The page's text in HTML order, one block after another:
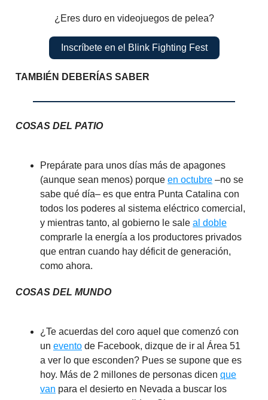
¿Eres duro en videojuegos de pelea?
Inscríbete en el Blink Fighting Fest
TAMBIÉN DEBERÍAS SABER
COSAS DEL PATIO
Prepárate para unos días más de apagones
(aunque sean menos) porque en octubre –no se
sabe qué día– es que entra Punta Catalina con
todos los poderes al sistema eléctrico comercial,
y mientras tanto, al gobierno le sale al doble
comprarle la energía a los productores privados
que entran cuando hay déficit de generación,
como ahora.
COSAS DEL MUNDO
¿Te acuerdas del coro aquel que comenzó con
un evento de Facebook, dizque de ir al Área 51
a ver lo que esconden? Pues se supone que es
hoy. Más de 2 millones de personas dicen que
van para el desierto en Nevada a buscar los